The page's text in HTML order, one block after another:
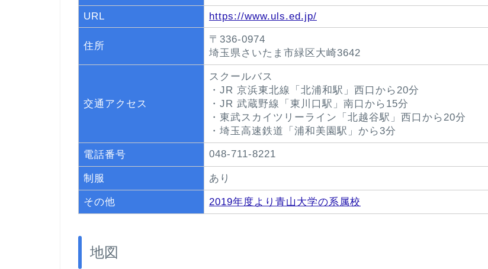
URL
https://www.uls.ed.jp/
住所
〒336-0974
埼玉県さいたま市緑区大崎3642
交通アクセス
スクールバス
・JR 京浜東北線「北浦和駅」西口から20分
・JR 武蔵野線「東川口駅」南口から15分
・東武スカイツリーライン「北越谷駅」西口から20分
・埼玉高速鉄道「浦和美園駅」から3分
電話番号 048-711-8221
制服 あり
その他 2019年度より青山大学の系属校
地図